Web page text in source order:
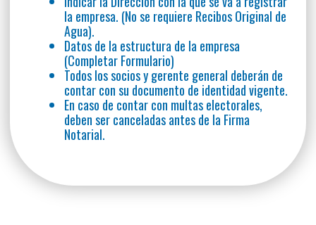
la empresa. (No se requiere Recibos Original de
Agua).
Datos de la estructura de la empresa
(Completar Formulario)
Todos los socios y gerente general deberán de
contar con su documento de identidad vigente.
En caso de contar con multas electorales,
deben ser canceladas antes de la Firma
Notarial.